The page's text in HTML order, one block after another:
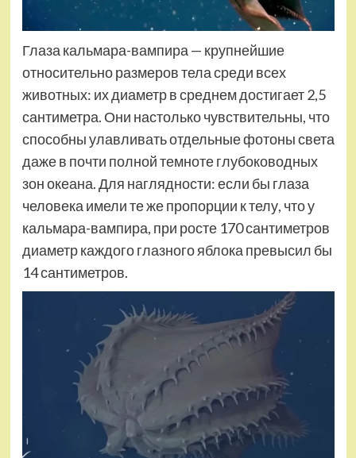
Глаза кальмара-вампира — крупнейшие
относительно размеров тела среди всех
животных: их диаметр в среднем достигает 2,5
сантиметра. Они настолько чувствительны, что
способны улавливать отдельные фотоны света
даже в почти полной темноте глубоководных
зон океана. Для наглядности: если бы глаза
человека имели те же пропорции к телу, что у
кальмара-вампира, при росте 170 сантиметров
диаметр каждого глазного яблока превысил бы
14 сантиметров.